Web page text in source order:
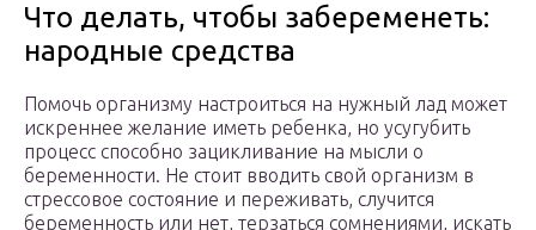
Что делать, чтобы забеременеть:
народные средства
Помочь организму настроиться на нужный лад может
искреннее желание иметь ребенка, но усугубить
процесс способно зацикливание на мысли о
беременности. Не стоит вводить свой организм в
стрессовое состояние и переживать, случится
беременность или нет, терзаться сомнениями, искать